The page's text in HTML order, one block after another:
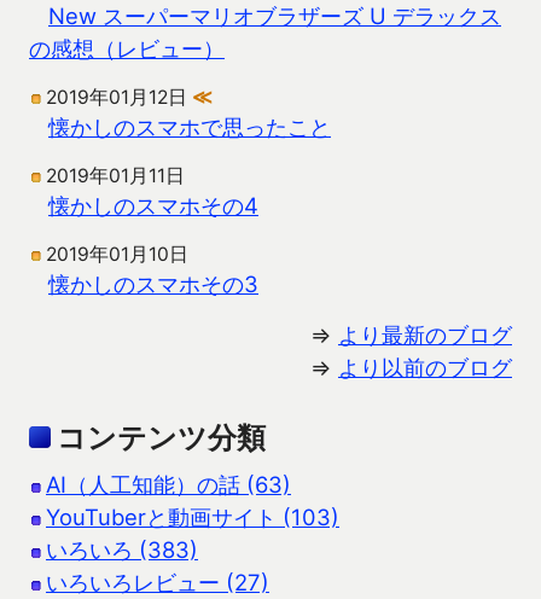
New スーパーマリオブラザーズ U デラックス
の感想（レビュー）
2019年01月12日 ≪
懐かしのスマホで思ったこと
2019年01月11日
懐かしのスマホその4
2019年01月10日
懐かしのスマホその3
⇒ より最新のブログ
⇒ より以前のブログ
コンテンツ分類
AI（人工知能）の話 (63)
YouTuberと動画サイト (103)
いろいろ (383)
いろいろレビュー (27)